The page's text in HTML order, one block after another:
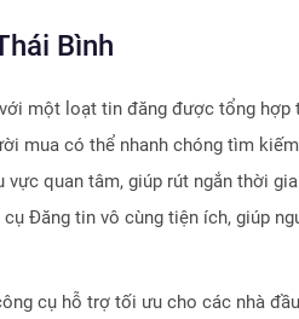
Bình
một loạt tin đăng được tổng hợp
mua có thể nhanh chóng tìm
quan tâm, giúp rút ngắn thời
Đăng tin vô cùng tiện ích, giúp
cụ hỗ trợ tối ưu cho các nhà